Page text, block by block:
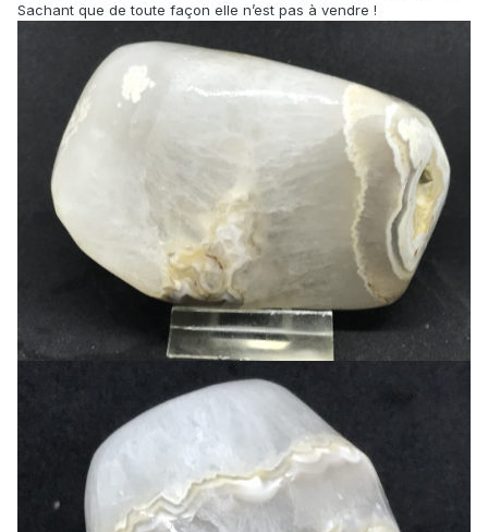
Sachant que de toute façon elle n’est pas à vendre !